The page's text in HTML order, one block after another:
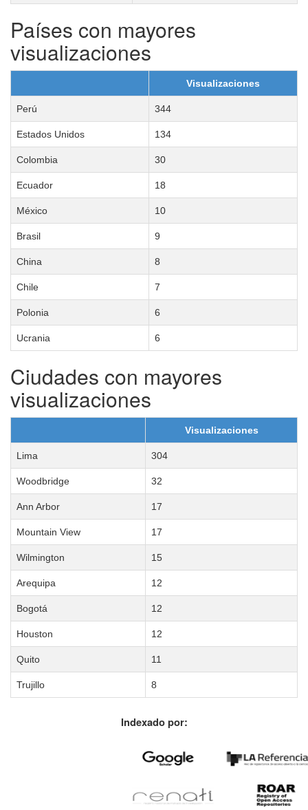
Países con mayores
visualizaciones
Visualizaciones
Perú 344
Estados Unidos 134
Colombia 30
Ecuador 18
México 10
Brasil 9
China 8
Chile 7
Polonia 6
Ucrania 6
Ciudades con mayores
visualizaciones
Visualizaciones
Lima 304
Woodbridge 32
Ann Arbor 17
Mountain View 17
Wilmington 15
Arequipa 12
Bogotá 12
Houston 12
Quito 11
Trujillo 8
Indexado por: